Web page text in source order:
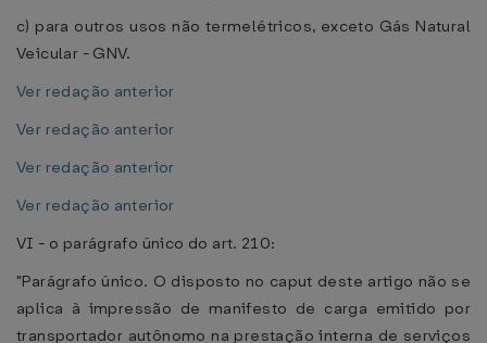
c) para outros usos não termelétricos, exceto Gás Natural
Veicular - GNV.
Ver redação anterior
Ver redação anterior
Ver redação anterior
Ver redação anterior
VI - o parágrafo único do art. 210:
"Parágrafo único. O disposto no caput deste artigo não se
aplica à impressão de manifesto de carga emitido por
transportador autônomo na prestação interna de serviços